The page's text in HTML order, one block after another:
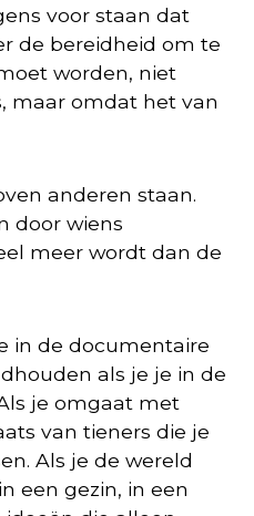
voor staan dat
de bereidheid om te
worden, niet
maar omdat het van
anderen staan.
door wiens
meer wordt dan de
in de documentaire
als je je in de
je omgaat met
van tieners die je
Als je de wereld
een gezin, in een